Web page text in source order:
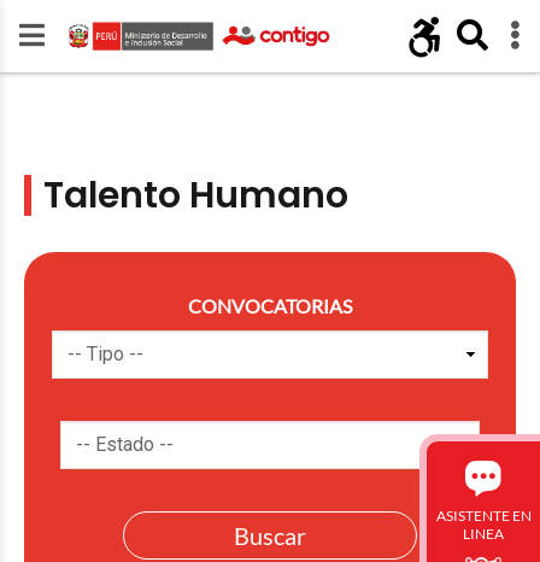
Talento Humano
CONVOCATORIAS
ASISTENTE EN
LINEA